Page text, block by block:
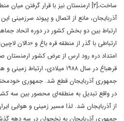
ساخت،[۲] ارمنستان نیز با قرار گرفتن
آذربایجان، مانع از اتصال و پیوند سرزمینی
ارتباط بین دو بخش کشور در دوره اتحاد
امتداد دره رود ارس از عرض کشور ارمنستان
قره­باغ در سال ۱۹۸۸ میلادی،
جمهوری آذربایجان قطع شد. جمهوری
در واقع تبدیل به منطقه‌‌ای محصور بین سه
از آذربایجان شد. لذا مسیر زمینی و هوایی
جمهوری آذربایجان به نخجوان در سه دهه